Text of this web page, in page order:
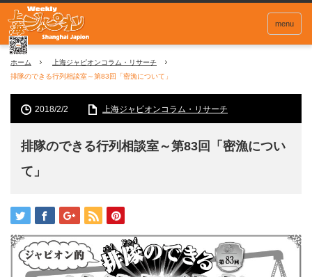
menu
ホーム
上海ジャピオンコラム・リサーチ
排隊のできる行列相談室～第83回「密漁について」
2018/2/2 上海ジャピオンコラム・リサーチ
排隊のできる行列相談室～第83回「密漁につい
て」